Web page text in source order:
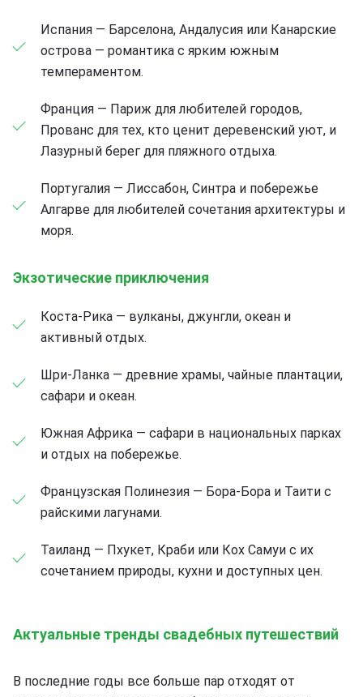
Испания — Барселона, Андалусия или Канарские
острова — романтика с ярким южным
темпераментом.
Франция — Париж для любителей городов,
Прованс для тех, кто ценит деревенский уют, и
Лазурный берег для пляжного отдыха.
Португалия — Лиссабон, Синтра и побережье
Алгарве для любителей сочетания архитектуры и
моря.
Экзотические приключения
Коста-Рика — вулканы, джунгли, океан и
активный отдых.
Шри-Ланка — древние храмы, чайные плантации,
сафари и океан.
Южная Африка — сафари в национальных парках
и отдых на побережье.
Французская Полинезия — Бора-Бора и Таити с
райскими лагунами.
Таиланд — Пхукет, Краби или Кох Самуи с их
сочетанием природы, кухни и доступных цен.
Актуальные тренды свадебных путешествий
В последние годы все больше пар отходят от